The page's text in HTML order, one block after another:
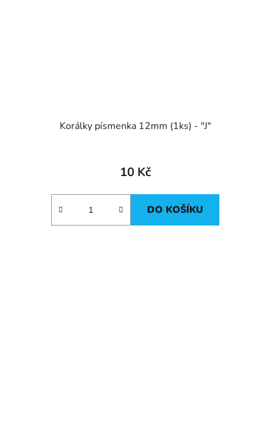
Korálky písmenka 12mm (1ks) - "J"
10 Kč
DO KOŠÍKU